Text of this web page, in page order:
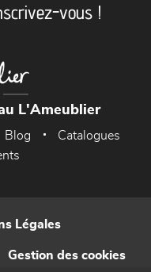
vous !
L'Ameublier
Blog
Catalogues
Légales
Gestion des cookies